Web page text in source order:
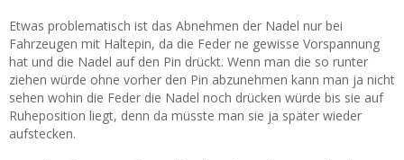
Etwas problematisch ist das Abnehmen der Nadel nur bei
Fahrzeugen mit Haltepin, da die Feder ne gewisse Vorspannung
hat und die Nadel auf den Pin drückt. Wenn man die so runter
ziehen würde ohne vorher den Pin abzunehmen kann man ja nicht
sehen wohin die Feder die Nadel noch drücken würde bis sie auf
Ruheposition liegt, denn da müsste man sie ja später wieder
aufstecken.